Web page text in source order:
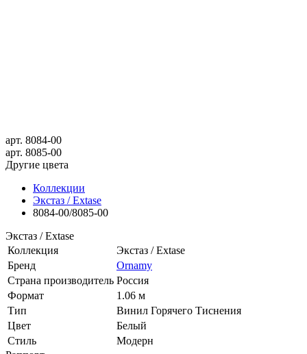
арт. 8084-00
арт. 8085-00
Другие цвета
Коллекции
Экстаз / Extase
8084-00/8085-00
Экстаз / Extase
Коллекция
Экстаз / Extase
Бренд
Ornamy
Страна производитель Россия
Формат
1.06 м
Тип
Винил Горячего Тиснения
Цвет
Белый
Стиль
Модерн